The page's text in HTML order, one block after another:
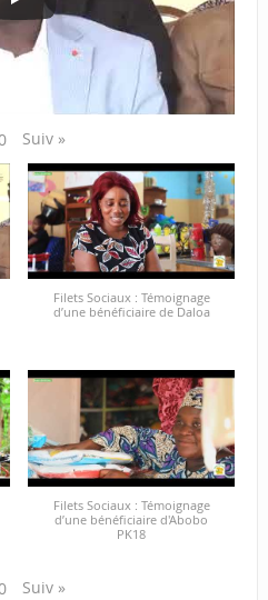
Suiv »
Filets Sociaux : Témoignage
d’une bénéficiaire de Daloa
Filets Sociaux : Témoignage
d’une bénéficiaire d'Abobo
PK18
Suiv »